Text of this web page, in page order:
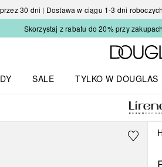
30 dni | Dostawa w ciągu 1-3 dni
Skorzystaj z rabatu do 20% przy
SALE
TYLKO W DOUGLAS